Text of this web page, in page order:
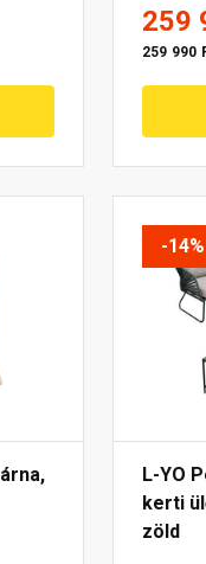
259
259 990
-14%
L-YO
kerti
zöld